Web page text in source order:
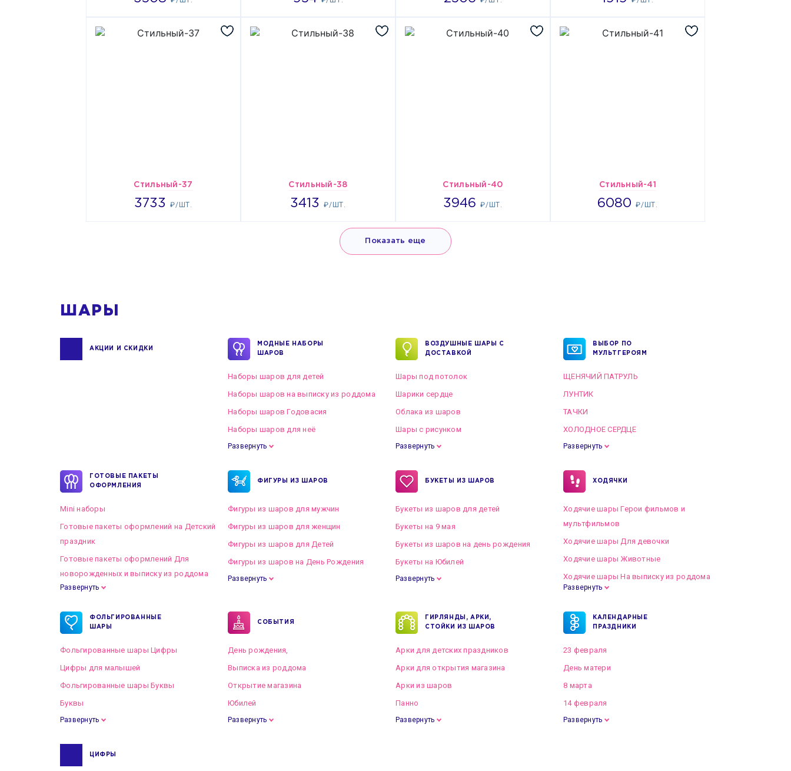
Стильный-37
3733₽/ШТ.
3733 Стильный-38
3413₽/ШТ.
3413 Стильный-40
3946₽/ШТ.
3946 Стильный-41
6080₽/ШТ.
6080
Показать еще
ШАРЫ
АКЦИИ И СКИДКИ
МОДНЫЕ НАБОРЫ
ШАРОВ
Наборы шаров для детей
Наборы шаров на выписку из роддома
Наборы шаров Годовасия
Наборы шаров для неё
Развернуть
ВОЗДУШНЫЕ ШАРЫ С
ДОСТАВКОЙ
Шары под потолок
Шарики сердце
Облака из шаров
Шары с рисунком
Развернуть
ВЫБОР ПО
МУЛЬТГЕРОЯМ
ЩЕНЯЧИЙ ПАТРУЛЬ
ЛУНТИК
ТАЧКИ
ХОЛОДНОЕ СЕРДЦЕ
Развернуть
ГОТОВЫЕ ПАКЕТЫ
ОФОРМЛЕНИЯ
Mini наборы
Готовые пакеты оформлений на Детский
праздник
Готовые пакеты оформлений Для
новорожденных и выписку из роддома
Готовые пакеты оформлений на Свадьбу
Развернуть
ФИГУРЫ ИЗ ШАРОВ
Фигуры из шаров для мужчин
Фигуры из шаров для женщин
Фигуры из шаров для Детей
Фигуры из шаров на День Рождения
Развернуть
БУКЕТЫ ИЗ ШАРОВ
Букеты из шаров для детей
Букеты на 9 мая
Букеты из шаров на день рождения
Букеты на Юбилей
Развернуть
ХОДЯЧКИ
Ходячие шары Герои фильмов и
мультфильмов
Ходячие шары Для девочки
Ходячие шары Животные
Ходячие шары На выписку из роддома
Развернуть
ФОЛЬГИРОВАННЫЕ
ШАРЫ
Фольгированные шары Цифры
Цифры для малышей
Фольгированные шары Буквы
Буквы
Развернуть
СОБЫТИЯ
День рождения,
Выписка из роддома
Открытие магазина
Юбилей
Развернуть
ГИРЛЯНДЫ, АРКИ,
СТОЙКИ ИЗ ШАРОВ
Арки для детских праздников
Арки для открытия магазина
Арки из шаров
Панно
Развернуть
КАЛЕНДАРНЫЕ
ПРАЗДНИКИ
23 февраля
День матери
8 марта
14 февраля
Развернуть
ЦИФРЫ